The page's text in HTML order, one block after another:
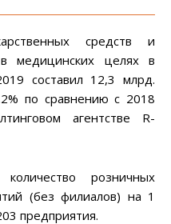
средств и
медицинских целях в
составил 12,3 млрд.
по сравнению с 2018
агентстве R-
розничных
(без филиалов) на 1
предприятия.